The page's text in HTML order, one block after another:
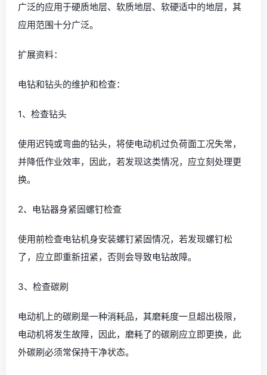
广泛的应用于硬质地层、软质地层、软硬适中的地层，其
应用范围十分广泛。
扩展资料：
电钻和钻头的维护和检查：
1、检查钻头
使用迟钝或弯曲的钻头，将使电动机过负荷面工况失常，
并降低作业效率，因此，若发现这类情况，应立刻处理更
换。
2、电钻器身紧固螺钉检查
使用前检查电钻机身安装螺钉紧固情况，若发现螺钉松
了，应立即重新扭紧，否则会导致电钻故障。
3、检查碳刷
电动机上的碳刷是一种消耗品，其磨耗度一旦超出极限，
电动机将发生故障，因此，磨耗了的碳刷应立即更换，此
外碳刷必须常保持干净状态。